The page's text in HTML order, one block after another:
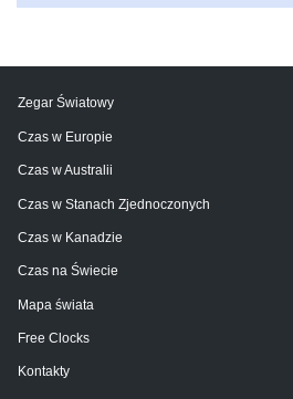
Zegar Światowy
Czas w Europie
Czas w Australii
Czas w Stanach Zjednoczonych
Czas w Kanadzie
Czas na Świecie
Mapa świata
Free Clocks
Kontakty